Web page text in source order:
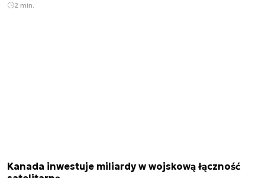
2 min.
Kanada inwestuje miliardy w wojskową łączność